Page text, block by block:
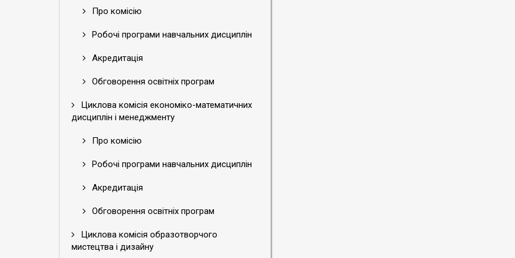
Про комісію
Робочі програми навчальних дисциплін
Акредитація
Обговорення освітніх програм
Циклова комісія економіко-математичних
дисциплін і менеджменту
Про комісію
Робочі програми навчальних дисциплін
Акредитація
Обговорення освітніх програм
Циклова комісія образотворчого
мистецтва і дизайну